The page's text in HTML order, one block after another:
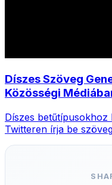
Díszes Szöveg
Közösségi
Díszes
Twitteren írja be